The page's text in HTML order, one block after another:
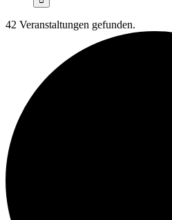
42 Veranstaltungen gefunden.